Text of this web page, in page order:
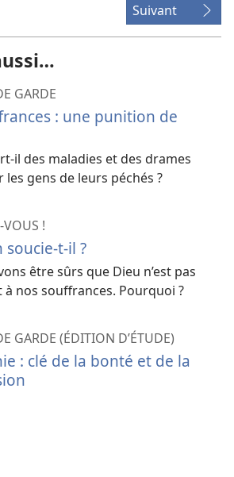
Suivant
GARDE
: une punition de
​il des maladies et des drames
gens de leurs péchés ?
VOUS !
soucie-t-il ?
être sûrs que Dieu n’est pas
nos souffrances. Pourquoi ?
GARDE (ÉDITION D’ÉTUDE)
: clé de la bonté et de la